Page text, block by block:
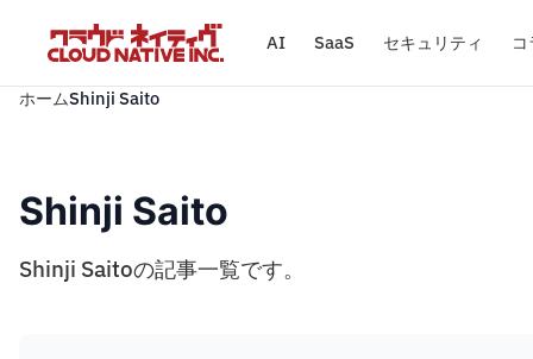
AI SaaS セキュリティ
ホームShinji Saito
Shinji Saito
Shinji Saitoの記事一覧です。